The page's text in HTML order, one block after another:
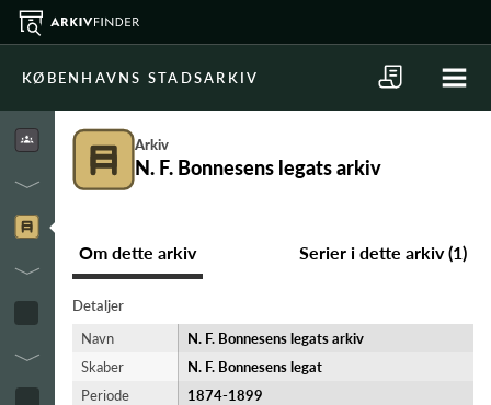
KØBENHAVNS STADSARKIV
Arkiv
N. F. Bonnesens legats arkiv
Om dette arkiv Serier i dette arkiv (1)
Detaljer
Navn
N. F. Bonnesens legats arkiv
Skaber
N. F. Bonnesens legat
Periode
1874-​1899